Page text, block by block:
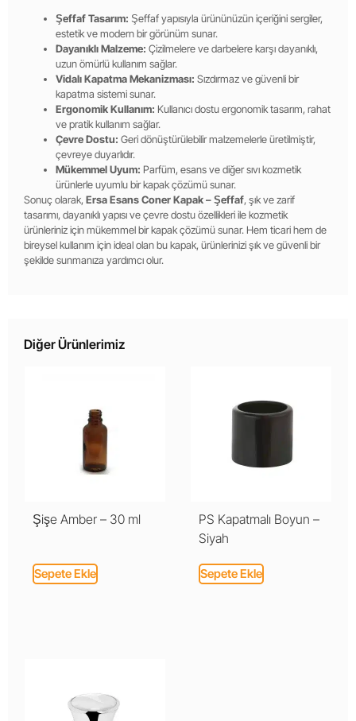
Şeffaf Tasarım: Şeffaf yapısıyla ürününüzün içeriğini sergiler,
estetik ve modern bir görünüm sunar.
Dayanıklı Malzeme: Çizilmelere ve darbelere karşı dayanıklı,
uzun ömürlü kullanım sağlar.
Vidalı Kapatma Mekanizması: Sızdırmaz ve güvenli bir
kapatma sistemi sunar.
Ergonomik Kullanım: Kullanıcı dostu ergonomik tasarım, rahat
ve pratik kullanım sağlar.
Çevre Dostu: Geri dönüştürülebilir malzemelerle üretilmiştir,
çevreye duyarlıdır.
Mükemmel Uyum: Parfüm, esans ve diğer sıvı kozmetik
ürünlerle uyumlu bir kapak çözümü sunar.
Sonuç olarak, Ersa Esans Coner Kapak – Şeffaf, şık ve zarif
tasarımı, dayanıklı yapısı ve çevre dostu özellikleri ile kozmetik
ürünleriniz için mükemmel bir kapak çözümü sunar. Hem ticari hem de
bireysel kullanım için ideal olan bu kapak, ürünlerinizi şık ve güvenli bir
şekilde sunmanıza yardımcı olur.
Diğer Ürünlerimiz
Şişe Amber – 30 ml
Sepete Ekle
PS Kapatmalı Boyun –
Siyah
Sepete Ekle